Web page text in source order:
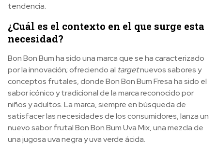
tendencia.
¿Cuál es el contexto en el que surge esta
necesidad?
Bon Bon Bum ha sido una marca que se ha caracterizado
por la innovación; ofreciendo al targetnuevos sabores y
conceptos frutales, donde Bon Bon Bum Fresa ha sido el
sabor icónico y tradicional de la marca reconocido por
niños y adultos. La marca, siempre en búsqueda de
satisfacer las necesidades de los consumidores, lanza un
nuevo sabor frutal Bon Bon Bum Uva Mix, una mezcla de
una jugosa uva negra y uva verde ácida.